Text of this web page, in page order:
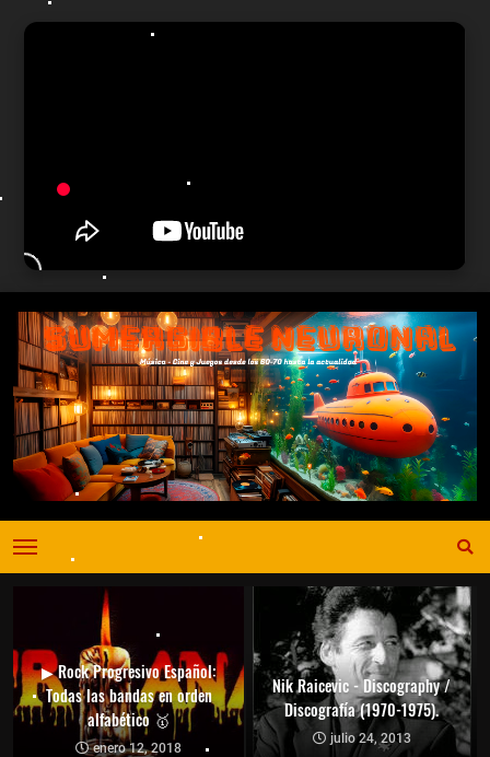
▶ Rock Progresivo Español:
Todas las bandas en orden
alfabético 🥇
enero 12, 2018
Nik Raicevic - Discography /
Discografía (1970-1975).
julio 24, 2013